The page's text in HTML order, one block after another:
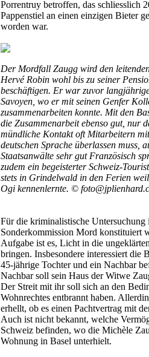
Porrentruy betroffen, das schliesslich
Pappenstiel an einen einzigen Bieter
worden war.
Der Mordfall Zaugg wird den
Hervé Robin wohl bis zu seiner
beschäftigen. Er war zuvor
Savoyen, wo er mit seinen Genfer
zusammenarbeiten konnte. Mit den
die Zusammenarbeit ebenso gut, nur
mündliche Kontakt oft Mitarbeitern
deutschen Sprache überlassen muss,
Staatsanwälte sehr gut Französisch
zudem ein begeisterter Schweiz-
stets in Grindelwald in den Ferien
Ogi kennenlernte. ©
Für die kriminalistische Untersuchung
Sonderkommission Mord konstituiert
Aufgabe ist es, Licht in die
bringen. Insbesondere interessiert die
45-jährige Tochter und ein Nachbar
Nachbar soll sein Haus der Witwe
Der Streit mit ihr soll sich an den
Wohnrechtes entbrannt haben.
erhellt, ob es einen Pachtvertrag mit
Auch ist nicht bekannt, welche
Schweiz befinden, wo die Michèle
Wohnung in Basel unterhielt.